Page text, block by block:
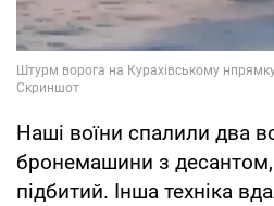
Наші воїни спалили два
бронемашини з
підбитий. Інша техніка